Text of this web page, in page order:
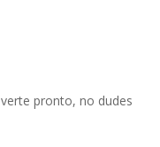
pronto, no dudes